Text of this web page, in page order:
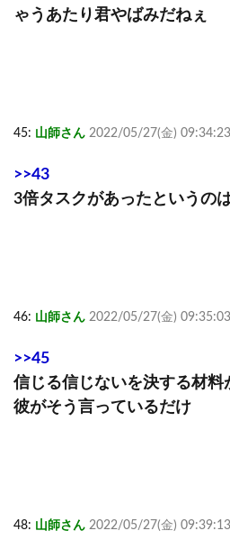
ゃうあたり君やばみだねぇ
45: 山師さん 2022/05/27(金)
>>43
3倍タスクがあったというの
46: 山師さん 2022/05/27(金)
>>45
信じる信じないを決する材料
彼がそう言っているだけ
48: 山師さん 2022/05/27(金)